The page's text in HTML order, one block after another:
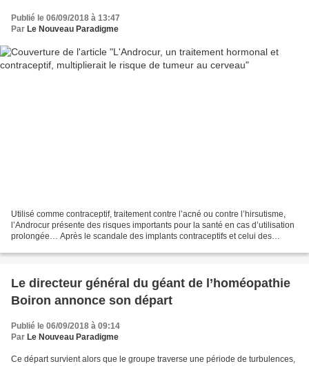
Publié le 06/09/2018 à 13:47
Par Le Nouveau Paradigme
Utilisé comme contraceptif, traitement contre l’acné ou contre l’hirsutisme,
l’Androcur présente des risques importants pour la santé en cas d’utilisation
prolongée… Après le scandale des implants contraceptifs et celui des
Le directeur général du géant de l’homéopathie
Boiron annonce son départ
Publié le 06/09/2018 à 09:14
Par Le Nouveau Paradigme
Ce départ survient alors que le groupe traverse une période de turbulences,